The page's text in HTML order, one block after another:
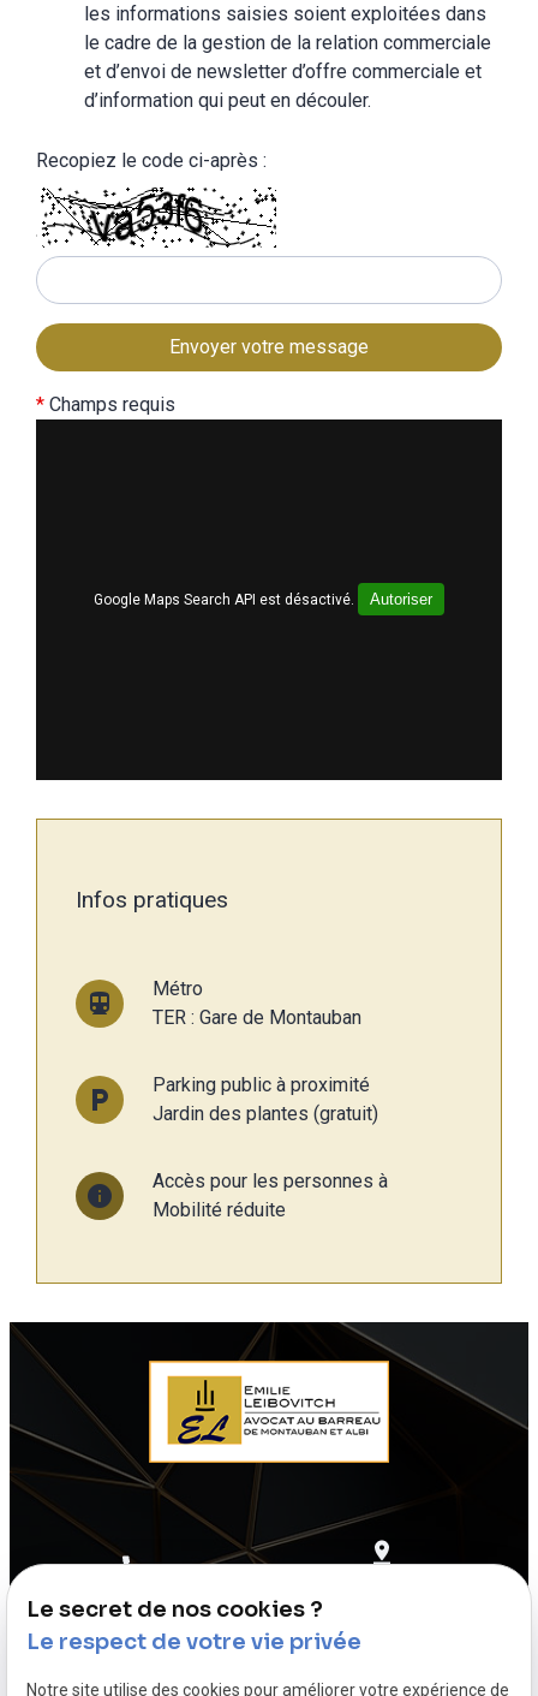
les informations saisies soient exploitées dans
le cadre de la gestion de la relation commerciale
et d’envoi de newsletter d’offre commerciale et
d’information qui peut en découler.
Recopiez le code ci-après :
*Champs requis
Google Maps Search API est désactivé. Autoriser
Infos pratiques
directions_subway
Métro
TER : Gare de Montauban
local_parking
Parking public à proximité
Jardin des plantes (gratuit)
info
Accès pour les personnes à
Mobilité réduite
07 68 40 20 74
Banque 82000 MONTAUBAN
Le secret de nos cookies ?
Le respect de votre vie privée
Notre site utilise des cookies pour améliorer votre expérience de